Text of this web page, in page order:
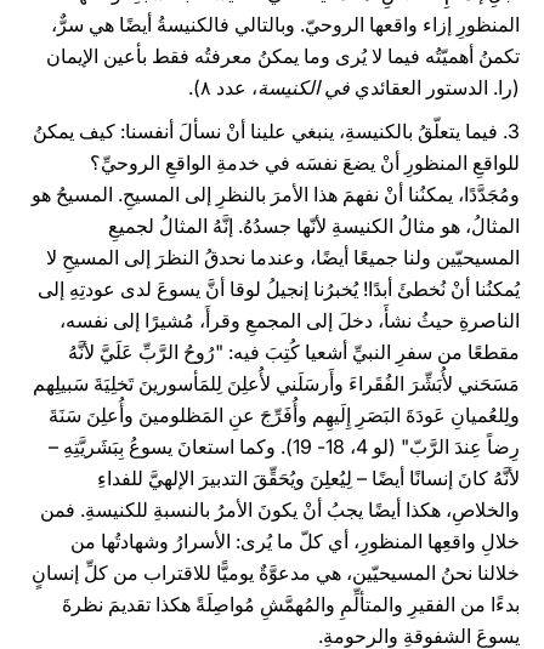
المنظورِ إزاء واقعها الروحيّ. وبالتالي فالكنيسةُ أيضًا هي سرٌّ،
تكمنُ أهميّتُه فيما لا يُرى وما يمكنُ معرفتُه فقط بأعين الإيمان
(را. الدستور العقائدي في الكنيسة، عدد ۸).
3. فيما يتعلّقُ بالكنيسةِ، ينبغي علينا أنْ نسألَ أنفسنا: كيف يمكنُ
للواقعِ المنظورِ أنْ يضعَ نفسَه في خدمةِ الواقعِ الروحيِّ؟
ومُجَدَّدًا، يمكنُنا أنْ نفهمَ هذا الأمرَ بالنظرِ إلى المسيحِ. المسيحُ هو
المثالُ، هو مثالُ الكنيسةِ لأنّها جسدُهُ. إنَّهُ المثالُ لجميعِ
المسيحيّين ولنا جميعًا أيضًا، وعندما نحدقُ النظرَ إلى المسيحِ لا
يُمكنُنا أنْ نُخطئَ أبدًا! يُخبرُنا إنجيلُ لوقا أنَّ يسوعَ لدى عودتِهِ إلى
الناصرةِ حيثُ نشأَ، دخلَ إلى المجمعِ وقرأَ، مُشيرًا إلى نفسه،
مقطعًا من سفرِ النبيِّ أشعيا كُتِبَ فيه: "رُوحُ الرَّبِّ عَلَيَّ لأنَّهُ
مَسَحَني لأُبَشِّرَ الفُقَراءَ وأَرسَلَني لأُعلِنَ لِلمَأسورينَ تَخلِيَةَ سَبيلِهم
ولِلعُميانِ عَودَةَ البَصَرِ إِلَيهِم وأُفَرِّجَ عنِ المَظلومينَ وأُعلِنَ سَنَةَ
رِضاً عِندَ الرَّبّ" (لو 4، 18- 19). وكما استعانَ يسوعُ بِبَشَريَّتِهِ –
لأنَّهُ كانَ إنسانًا أيضًا – لِيُعلِنَ ويُحَقِّقَ التدبيرَ الإلهيَّ للفداءِ
والخلاصِ، هكذا أيضًا يجبُ أنْ يكونَ الأمرُ بالنسبةِ للكنيسةِ. فمن
خلالِ واقعِها المنظورِ، أي كلّ ما يُرى: الأسرارُ وشهادتُها من
خلالنا نحنُ المسيحيّين، هي مدعوَّةٌ يوميًّا للاقتراب من كلِّ إنسانٍ
بدءًا من الفقيرِ والمتألِّمِ والمُهمَّشِ مُواصِلَةً هكذا تقديمَ نظرةَ
يسوعَ الشفوقةِ والرحومةِ.